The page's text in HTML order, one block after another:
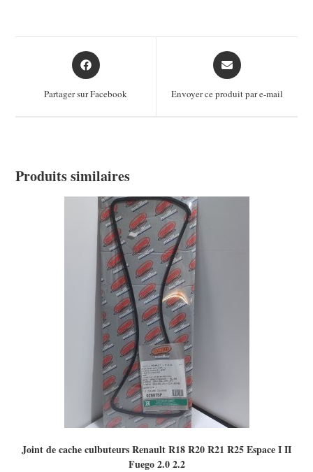
Opens
in
new
Partager sur Facebook
Opens
in
new
Envoyer ce produit par e-mail
Produits similaires
Joint de cache culbuteurs Renault R18 R20 R21 R25 Espace I II
Fuego 2.0 2.2